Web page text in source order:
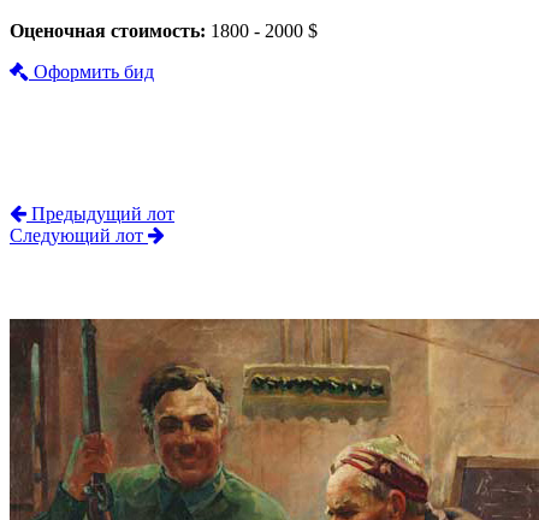
Оценочная стоимость: 1800 - 2000 $
Оформить бид
Предыдущий лот
Следующий лот